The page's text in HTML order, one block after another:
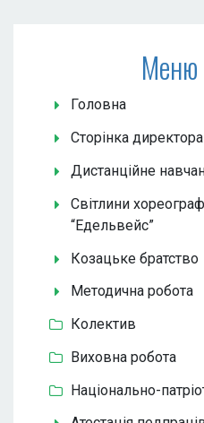
Меню
Головна
Сторінка директора
Дистанційне
Світлини
“Едельвейс”
Козацьке братство
Методична робота
Колектив
Виховна робота
Національно-